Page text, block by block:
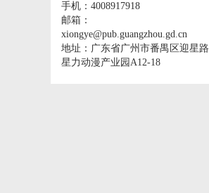
手机：4008917918
邮箱：
xiongye@pub.guangzhou.gd.cn
地址：广东省广州市番禺区迎星路
星力动漫产业园A12-18